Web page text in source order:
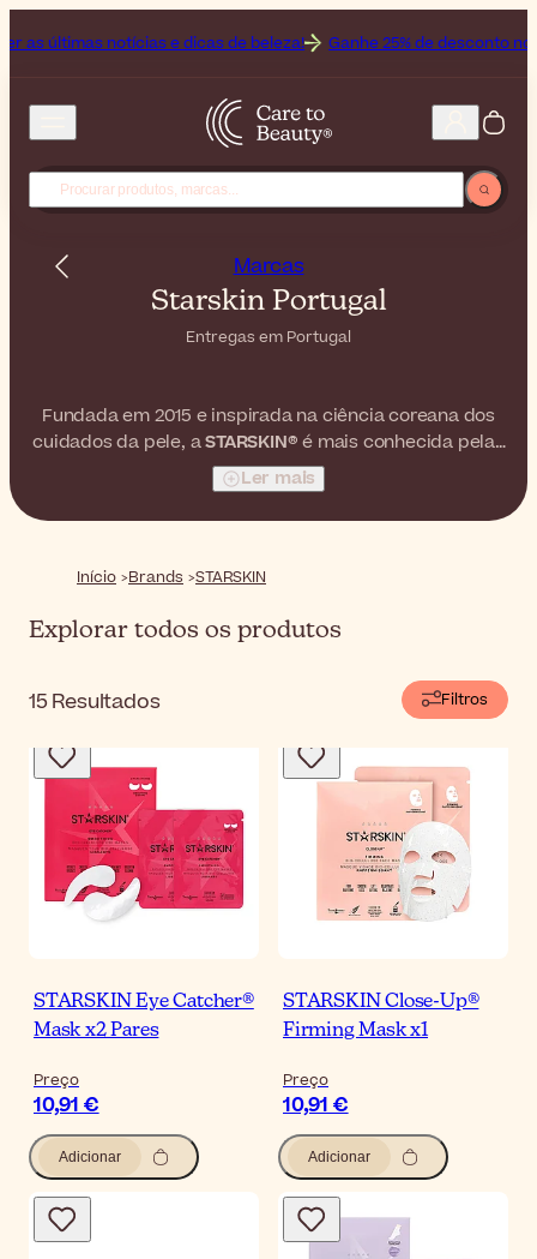
notícias e dicas de beleza! Ganhe 25% de desconto no Off ao
Marcas
Starskin Portugal
Entregas em Portugal
Fundada em 2015 e inspirada na ciência coreana dos
cuidados da pele, aSTARSKIN®é mais conhecida pelas
suas máscaras em folha de bio-celulose pioneiras. Com
uma gama selecionada de máscaras em folha,
hidratantes e esfoliantes para várias preocupações, a
uma pele brilhante e de aspeto saudável.
Ler mais
Início Brands STARSKIN
Explorar todos os produtos
15Resultados Filtros
STARSKIN Eye Catcher®
Mask x2 Pares
Preço
10,91 €
Adicionar
STARSKIN Close-Up®
Firming Mask x1
Preço
10,91 €
Adicionar